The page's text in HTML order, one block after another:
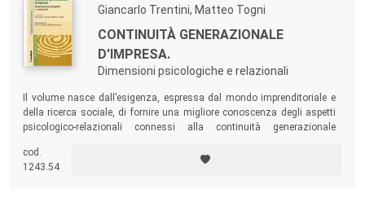
Giancarlo Trentini, Matteo Togni
CONTINUITÀ GENERAZIONALE
D'IMPRESA.
Dimensioni psicologiche e relazionali
Il volume nasce dall’esigenza, espressa dal mondo imprenditoriale e
della ricerca sociale, di fornire una migliore conoscenza degli aspetti
psicologico-relazionali connessi alla continuità generazionale
metodologici che possono aiutare i protagonisti a cogliere le sfide e le
opportunità della transizione.
cod.
1243.54